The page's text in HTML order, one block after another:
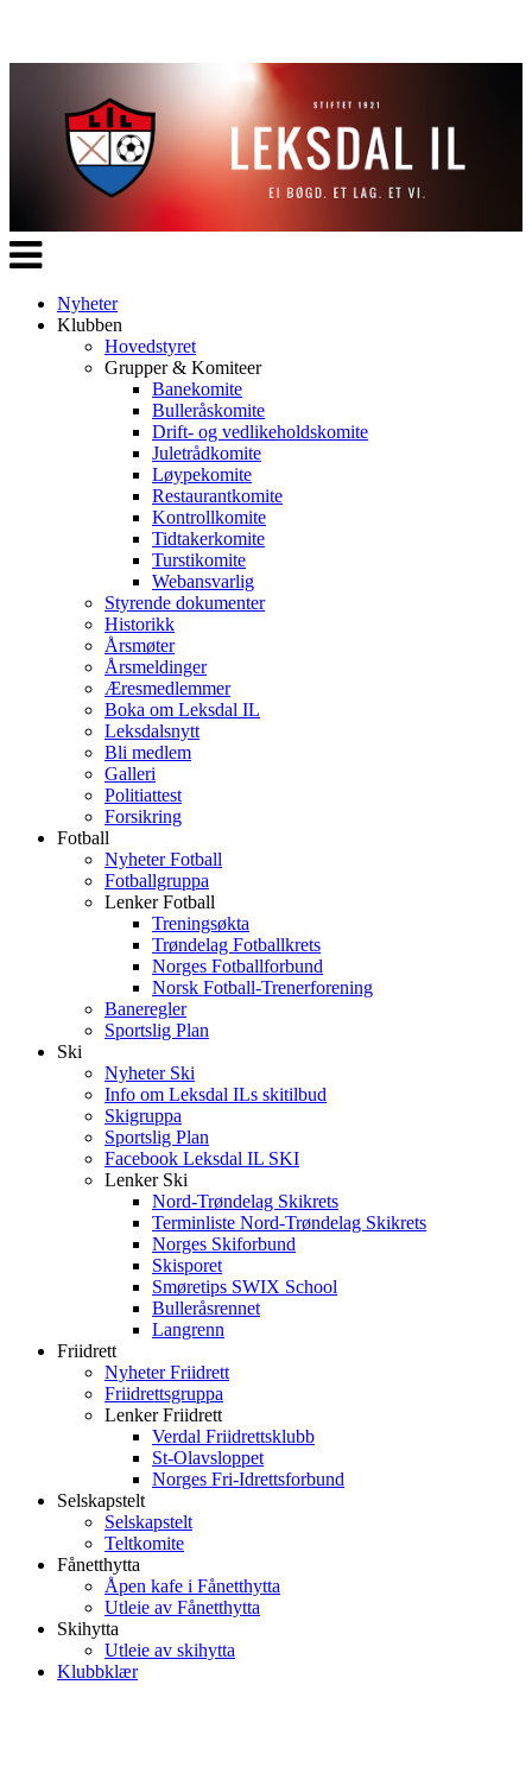
Veksle
navigasjon
Nyheter
Klubben
Hovedstyret
Grupper & Komiteer
Banekomite
Bulleråskomite
Drift- og vedlikeholdskomite
Juletrådkomite
Løypekomite
Restaurantkomite
Kontrollkomite
Tidtakerkomite
Turstikomite
Webansvarlig
Styrende dokumenter
Historikk
Årsmøter
Årsmeldinger
Æresmedlemmer
Boka om Leksdal IL
Leksdalsnytt
Bli medlem
Galleri
Politiattest
Forsikring
Fotball
Nyheter Fotball
Fotballgruppa
Lenker Fotball
Treningsøkta
Trøndelag Fotballkrets
Norges Fotballforbund
Norsk Fotball-Trenerforening
Baneregler
Sportslig Plan
Ski
Nyheter Ski
Info om Leksdal ILs skitilbud
Skigruppa
Sportslig Plan
Facebook Leksdal IL SKI
Lenker Ski
Nord-Trøndelag Skikrets
Terminliste Nord-Trøndelag Skikrets
Norges Skiforbund
Skisporet
Smøretips SWIX School
Bulleråsrennet
Langrenn
Friidrett
Nyheter Friidrett
Friidrettsgruppa
Lenker Friidrett
Verdal Friidrettsklubb
St-Olavsloppet
Norges Fri-Idrettsforbund
Selskapstelt
Selskapstelt
Teltkomite
Fånetthytta
Åpen kafe i Fånetthytta
Utleie av Fånetthytta
Skihytta
Utleie av skihytta
Klubbklær